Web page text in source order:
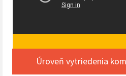
Úroveň vytriedenia